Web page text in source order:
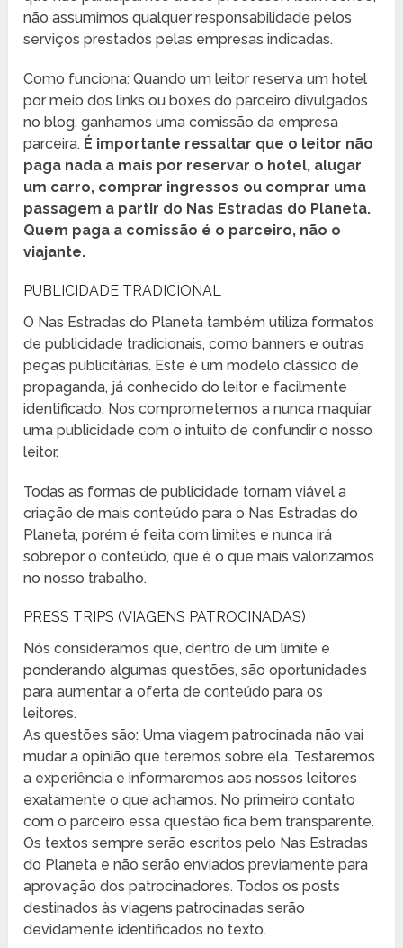
não assumimos qualquer responsabilidade pelos
serviços prestados pelas empresas indicadas.
Como funciona: Quando um leitor reserva um hotel
por meio dos links ou boxes do parceiro divulgados
no blog, ganhamos uma comissão da empresa
parceira. É importante ressaltar que o leitor não
paga nada a mais por reservar o hotel, alugar
um carro, comprar ingressos ou comprar uma
passagem a partir do Nas Estradas do Planeta.
Quem paga a comissão é o parceiro, não o
viajante.
PUBLICIDADE TRADICIONAL
O Nas Estradas do Planeta também utiliza formatos
de publicidade tradicionais, como banners e outras
peças publicitárias. Este é um modelo clássico de
propaganda, já conhecido do leitor e facilmente
identificado. Nos comprometemos a nunca maquiar
uma publicidade com o intuito de confundir o nosso
leitor.
Todas as formas de publicidade tornam viável a
criação de mais conteúdo para o Nas Estradas do
Planeta, porém é feita com limites e nunca irá
sobrepor o conteúdo, que é o que mais valorizamos
no nosso trabalho.
PRESS TRIPS (VIAGENS PATROCINADAS)
Nós consideramos que, dentro de um limite e
ponderando algumas questões, são oportunidades
para aumentar a oferta de conteúdo para os
leitores.
As questões são: Uma viagem patrocinada não vai
mudar a opinião que teremos sobre ela. Testaremos
a experiência e informaremos aos nossos leitores
exatamente o que achamos. No primeiro contato
com o parceiro essa questão fica bem transparente.
Os textos sempre serão escritos pelo Nas Estradas
do Planeta e não serão enviados previamente para
aprovação dos patrocinadores. Todos os posts
destinados às viagens patrocinadas serão
devidamente identificados no texto.